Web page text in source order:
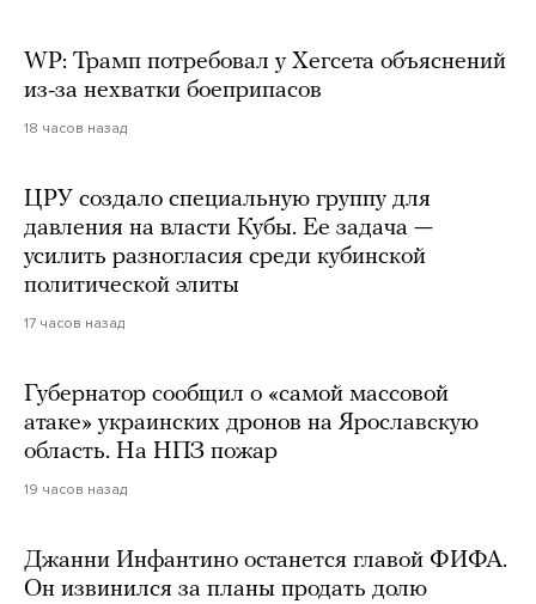
WP: Трамп потребовал у Хегсета объяснений
из-за нехватки боеприпасов
18 часов назад
ЦРУ создало специальную группу для
давления на власти Кубы. Ее задача —
усилить разногласия среди кубинской
политической элиты
17 часов назад
Губернатор сообщил о «самой массовой
атаке» украинских дронов на Ярославскую
область. На НПЗ пожар
19 часов назад
Джанни Инфантино останется главой ФИФА.
Он извинился за планы продать долю